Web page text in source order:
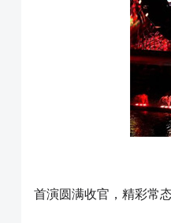
首演圆满收官，精彩常